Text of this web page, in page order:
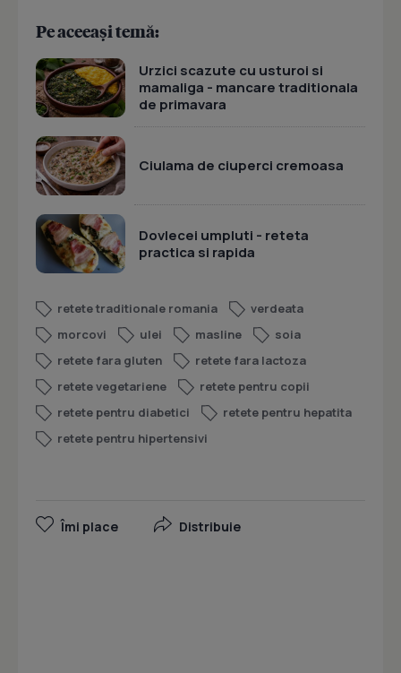
Pe aceeași temă:
Urzici scazute cu usturoi si
mamaliga - mancare traditionala
de primavara
Ciulama de ciuperci cremoasa
Dovlecei umpluti - reteta
practica si rapida
retete traditionale romania
verdeata
morcovi
ulei masline
soia
retete fara gluten
retete fara lactoza
retete vegetariene
retete pentru copii
retete pentru diabetici
retete pentru hepatita
retete pentru hipertensivi
Îmi place Distribuie